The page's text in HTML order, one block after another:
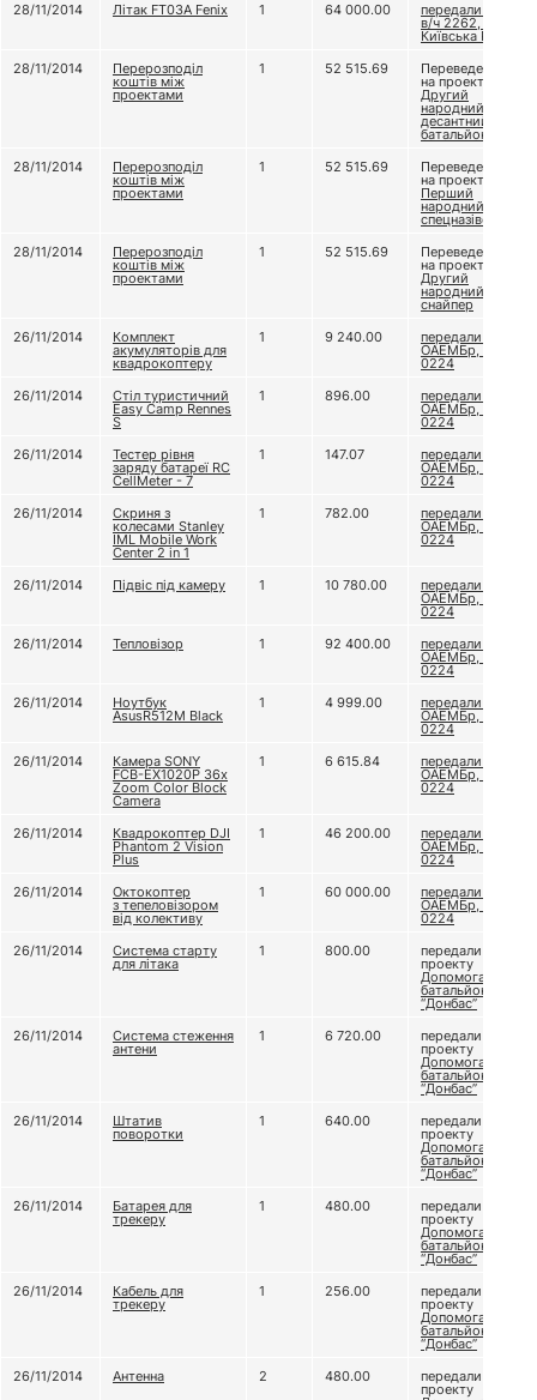
28/11/2014
Літак FT03A Fenix 1 64 000.00 передали до
в/ч 2262, бат.
Київська Русь
28/11/2014
Перерозподіл
коштів між
проектами
1 52 515.69 Переведено
на проект
Другий
народний
десантний
батальйон
28/11/2014
Перерозподіл
коштів між
проектами
1 52 515.69 Переведено
на проект
Перший
народний
спецназівець
28/11/2014
Перерозподіл
коштів між
проектами
1 52 515.69 Переведено
на проект
Другий
народний
снайпер
26/11/2014
Комплект
акумуляторів для
квадрокоптеру
1 9 240.00 передали 79
ОАЕМБр, в/ч А
0224
26/11/2014
Стіл туристичний
Easy Camp Rennes
S
1 896.00 передали 79
ОАЕМБр, в/ч А
0224
26/11/2014
Тестер рівня
заряду батареї RC
CellMeter - 7
1 147.07 передали 79
ОАЕМБр, в/ч А
0224
26/11/2014
Скриня з
колесами Stanley
IML Mobile Work
Center 2 in 1
1 782.00 передали 79
ОАЕМБр, в/ч А
0224
26/11/2014 Підвіс під камеру 1 10 780.00 передали 79
ОАЕМБр, в/ч А
0224
26/11/2014
Тепловізор 1 92 400.00 передали 79
ОАЕМБр, в/ч А
0224
26/11/2014
Ноутбук
AsusR512M Black
1 4 999.00 передали 79
ОАЕМБр, в/ч А
0224
26/11/2014
Камера SONY
FCB-EX1020P 36x
Zoom Color Block
Camera
1 6 615.84 передали 79
ОАЕМБр, в/ч А
0224
26/11/2014 Квадрокоптер DJI
Phantom 2 Vision
Plus
1 46 200.00 передали 79
ОАЕМБр, в/ч А
0224
26/11/2014
Октокоптер
з тепеловізором
від колективу
1 60 000.00 передали 79
ОАЕМБр, в/ч А
0224
26/11/2014
Система старту
для літака
1 800.00 передали
проекту
Допомога
батальйону
“Донбас”
26/11/2014
Система стеження
антени
1 6 720.00 передали
проекту
Допомога
батальйону
“Донбас”
26/11/2014
Штатив
поворотки
1 640.00 передали
проекту
Допомога
батальйону
“Донбас”
26/11/2014
Батарея для
трекеру
1 480.00 передали
проекту
Допомога
батальйону
“Донбас”
26/11/2014
Кабель для
трекеру
1 256.00 передали
проекту
Допомога
батальйону
“Донбас”
26/11/2014
Антенна 2 480.00 передали
проекту